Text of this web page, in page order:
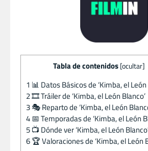
Tabla de contenidos [ocultar]
1 📊 Datos Básicos de ‘Kimba, el León
2🎞️ Tráiler de ‘Kimba, el León Blanco’
3🎭 Reparto de ‘Kimba, el León
4📅 Temporadas de ‘Kimba, el León
5📺 Dónde ver ‘Kimba, el León
6🏆 Valoraciones de ‘Kimba, el León